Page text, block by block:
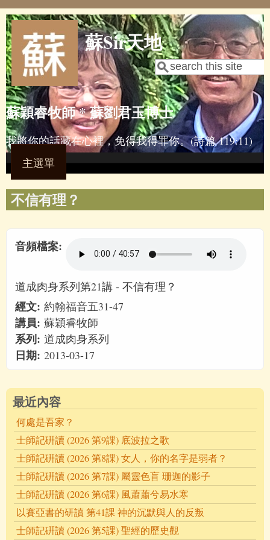
Skip to main content
蘇Sir天地
Search form
Search
蘇穎睿牧師 * 蘇劉君玉博士
我將你的話藏在心裡，免得我得罪你。(詩篇 119:11)
主選單
不信有理？
音頻檔案:
道成肉身系列第21講 - 不信有理？
經文: 約翰福音五31-47
講員: 蘇穎睿牧師
系列: 道成肉身系列
日期: 2013-03-17
最近內容
何處是吾家？
士師記硏讀 (2026 第9課) 底波拉之歌
士師記硏讀 (2026 第8課) 女人，你的名字是弱者？
士師記硏讀 (2026 第7課) 屬靈色盲 珊迦的影子
士師記硏讀 (2026 第6課) 風蕭蕭兮易水寒
以賽亞書的研讀 第41課 神的沉默與人的反叛
士師記硏讀 (2026 第5課) 聖經的歷史觀